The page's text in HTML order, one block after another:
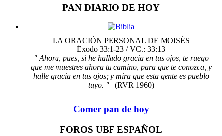
PAN DIARIO DE HOY
LA ORACIÓN PERSONAL DE MOISÉS
Éxodo 33:1-23 / VC.: 33:13
" Ahora, pues, si he hallado gracia en tus ojos, te ruego
que me muestres ahora tu camino, para que te conozca, y
halle gracia en tus ojos; y mira que esta gente es pueblo
tuyo. "
(RVR 1960)
Comer pan de hoy
FOROS UBF ESPAÑOL